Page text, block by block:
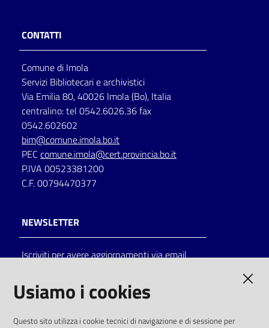
CONTATTI
Comune di Imola
Servizi Bibliotecari e archivistici
Via Emilia 80, 40026 Imola (Bo), Italia
centralino: tel 0542.6026.36 fax
0542.602602
bim@comune.imola.bo.it
PEC comune.imola@cert.provincia.bo.it
P.IVA 00523381200
C.F. 00794470377
NEWSLETTER
Iscriviti per avere aggiornamenti via email
Usiamo i cookies
Questo sito utilizza i cookie tecnici di navigazione e di sessione per